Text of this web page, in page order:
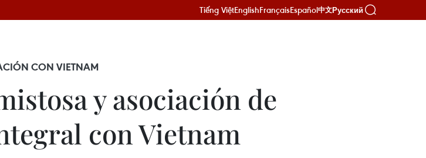
Tiếng ViệtEnglishFrançaisEspañol中文Русский
CON VIETNAM
y asociación de
con Vietnam